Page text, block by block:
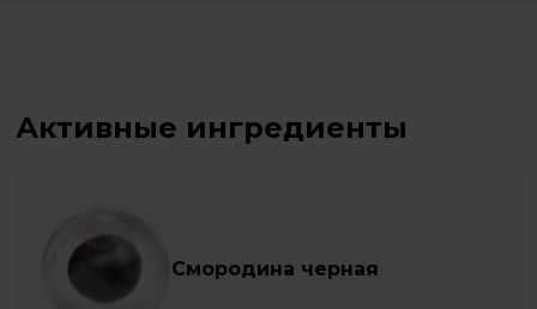
Активные ингредиенты
Смородина черная